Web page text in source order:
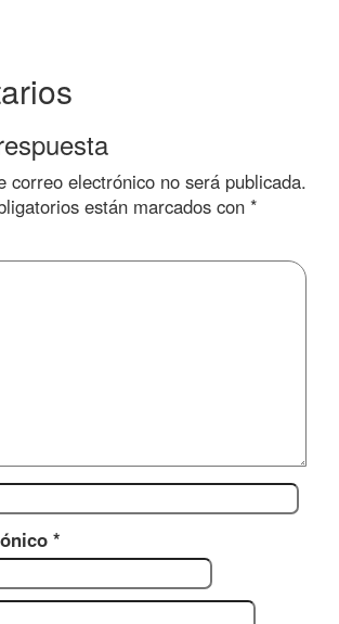
correo electrónico no será publicada.
están marcados con *
*